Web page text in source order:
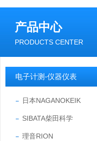
产品中心
PRODUCTS CENTER
电子计测-仪器仪表
日本NAGANOKEIK
SIBATA柴田科学
理音RION